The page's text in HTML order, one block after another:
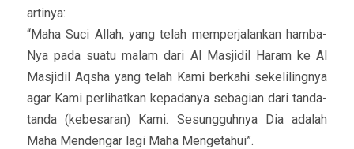
artinya:
“Maha Suci Allah, yang telah memperjalankan hamba-
Nya pada suatu malam dari Al Masjidil Haram ke Al
Masjidil Aqsha yang telah Kami berkahi sekelilingnya
agar Kami perlihatkan kepadanya sebagian dari tanda-
tanda (kebesaran) Kami. Sesungguhnya Dia adalah
Maha Mendengar lagi Maha Mengetahui”.